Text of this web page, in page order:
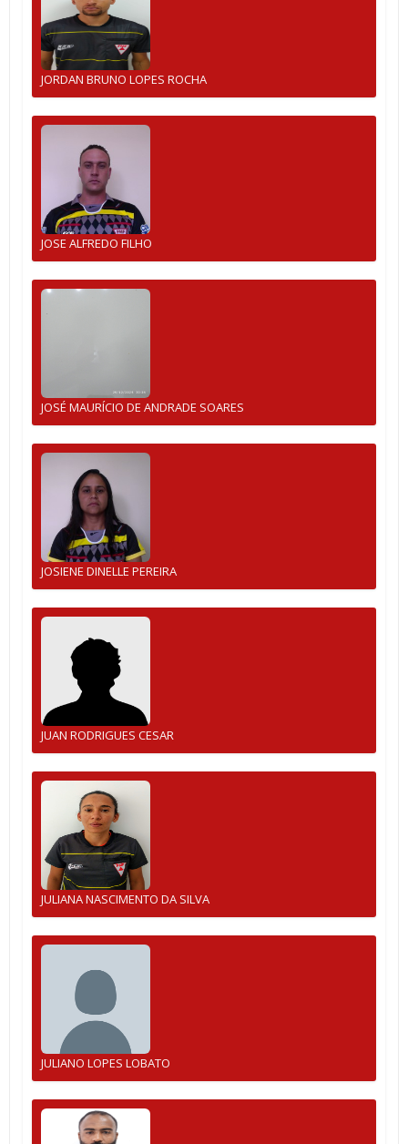
JORDAN BRUNO LOPES ROCHA
JOSE ALFREDO FILHO
JOSÉ MAURÍCIO DE ANDRADE SOARES
JOSIENE DINELLE PEREIRA
JUAN RODRIGUES CESAR
JULIANA NASCIMENTO DA SILVA
JULIANO LOPES LOBATO